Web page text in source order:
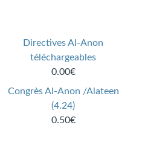
Directives Al-Anon
téléchargeables
0.00€
Congrès Al-Anon /Alateen
(4.24)
0.50€